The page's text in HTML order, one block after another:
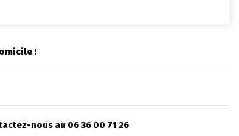
!
nous au 06 36 00 71 26